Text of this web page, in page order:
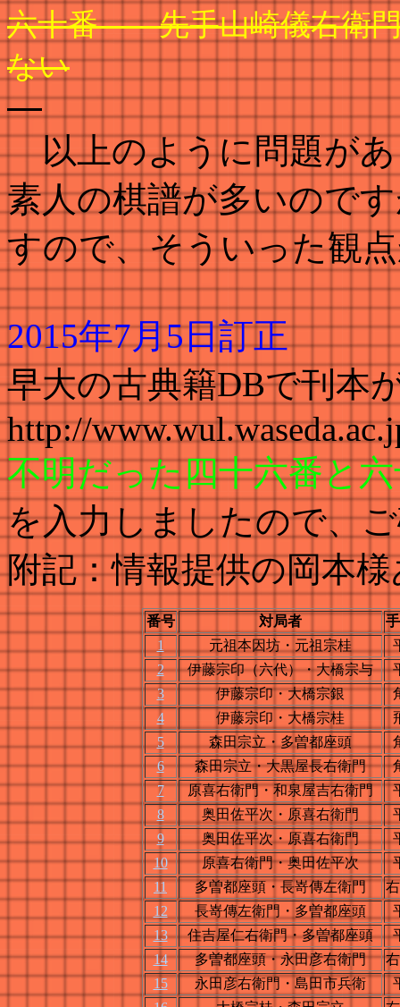
六十番 先手山崎儀右衛
ない
以上のように問題があ
素人の棋譜が多いので
すので、そういった観
2015年7月5日訂正
早大の古典籍DBで刊本
http://
不明だった四十六番と
を入力しましたので、
附記：情報提供の岡本
番号 対局者
1
元祖本因坊・元祖宗桂
2
伊藤宗印（六代）・大橋宗与
3
伊藤宗印・大橋宗銀
4
伊藤宗印・大橋宗桂
5
森田宗立・多曽都座頭
6
森田宗立・大黒屋長右衛門
7
原喜右衛門・和泉屋吉右衛門
8
奥田佐平次・原喜右衛門
9
奥田佐平次・原喜右衛門
10
原喜右衛門・奥田佐平次
11
多曽都座頭・長嵜傳左衛門
12
長嵜傳左衛門・多曽都座頭
13
住吉屋仁右衛門・多曽都座頭
14
多曽都座頭・永田彦右衛門
15
永田彦右衛門・島田市兵衛